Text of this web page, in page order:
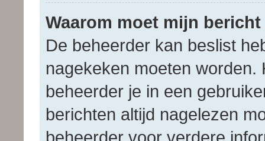
Waarom moet mijn
De beheerder kan beslist
nagekeken moeten
beheerder je in een
berichten altijd nagelezen